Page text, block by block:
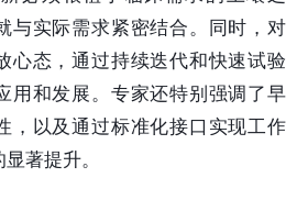
与实际需求紧密结合。同时，对
心态，通过持续迭代和快速试验
用和发展。专家还特别强调了早
，以及通过标准化接口实现工作
著提升。